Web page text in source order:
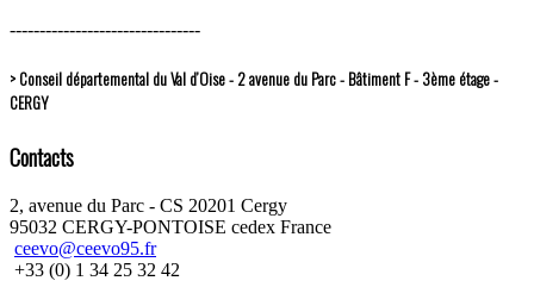
--------------------------------
> Conseil départemental du Val d’Oise - 2 avenue du Parc - Bâtiment F - 3ème étage -
CERGY
Contacts
2, avenue du Parc - CS 20201 Cergy
95032 CERGY-PONTOISE cedex France
ceevo@ceevo95.fr
+33 (0) 1 34 25 32 42